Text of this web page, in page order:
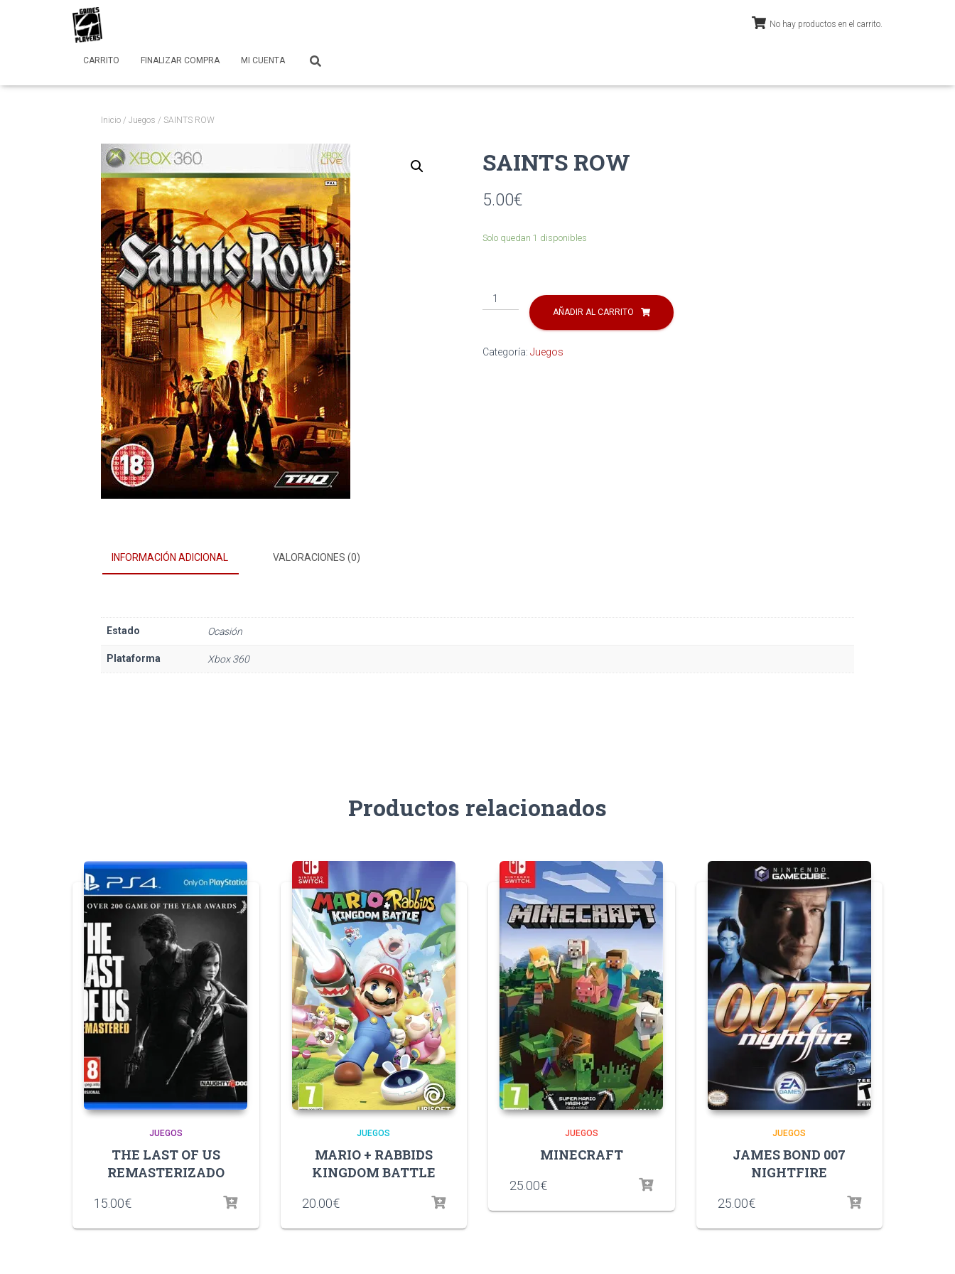
No hay productos en el carrito.
CARRITO FINALIZAR COMPRA MI CUENTA
Inicio / Juegos / SAINTS ROW
SAINTS ROW
5.00€
Solo quedan 1 disponibles
SAINTS
ROW
AÑADIR AL CARRITO
Categoría: Juegos
INFORMACIÓN ADICIONAL VALORACIONES (0)
Estado Ocasión
Plataforma Xbox 360
Productos relacionados
JUEGOS
THE LAST OF US
REMASTERIZADO
15.00€
JUEGOS
MARIO + RABBIDS
KINGDOM BATTLE
20.00€
JUEGOS
MINECRAFT
25.00€
JUEGOS
JAMES BOND 007
NIGHTFIRE
25.00€